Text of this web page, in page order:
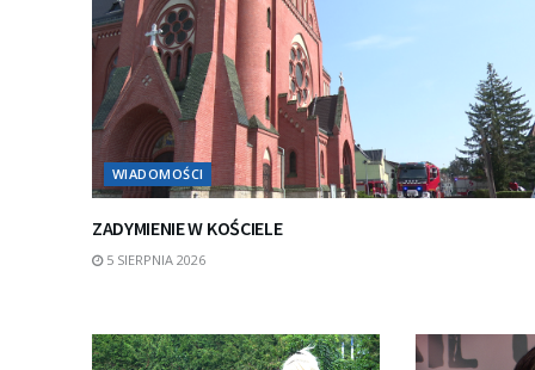
WIADOMOŚCI
ZADYMIENIE W KOŚCIELE
5 SIERPNIA 2026